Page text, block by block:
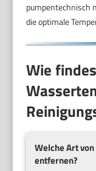
pumpentechnisch
die optimale
Wie
Welche Art
entfernen?